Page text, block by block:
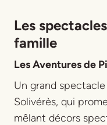
Les
famille
Les Aventures de
Un grand
Solivérès, qui
mêlant décors